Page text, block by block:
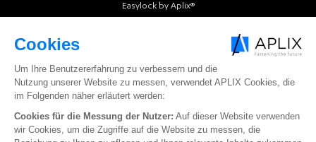
Easylock by Aplix®
Softgrip by Aplix®
Softloop by Aplix®
Texloop by Aplix®